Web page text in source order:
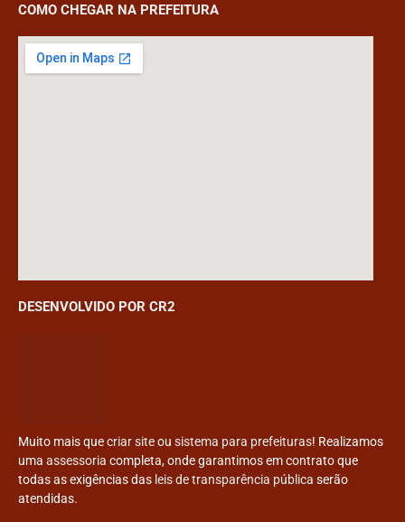
COMO CHEGAR NA PREFEITURA
DESENVOLVIDO POR CR2
Muito mais que criar site sistema para prefeituras
! Realizamos
assessoria
completa, onde garantimos em contrato que
todas as exigências das leis de transparência pública
serão
atendidas.